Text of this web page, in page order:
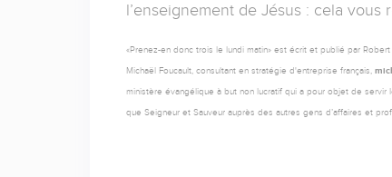
l’enseignement de Jésus : cela vous
«Prenez-en donc trois le lundi matin» est écrit et publié par
Michaël Foucault, consultant en stratégie d'entreprise français,
ministère évangélique à but non lucratif qui a pour objet de
que Seigneur et Sauveur auprès des autres gens d’affaires et